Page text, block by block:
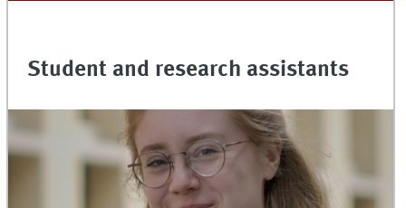
Student and research assistants